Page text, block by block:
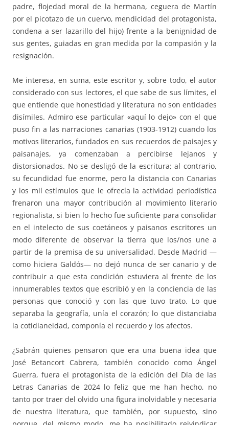
padre, flojedad moral de la hermana, ceguera de Martín
por el picotazo de un cuervo, mendicidad del protagonista,
condena a ser lazarillo del hijo) frente a la benignidad de
sus gentes, guiadas en gran medida por la compasión y la
resignación.
Me interesa, en suma, este escritor y, sobre todo, el autor
considerado con sus lectores, el que sabe de sus límites, el
que entiende que honestidad y literatura no son entidades
disímiles. Admiro ese particular «aquí lo dejo» con el que
puso fin a las narraciones canarias (1903-1912) cuando los
motivos literarios, fundados en sus recuerdos de paisajes y
paisanajes, ya comenzaban a percibirse lejanos y
distorsionados. No se desligó de la escritura; al contrario,
su fecundidad fue enorme, pero la distancia con Canarias
y los mil estímulos que le ofrecía la actividad periodística
frenaron una mayor contribución al movimiento literario
regionalista, si bien lo hecho fue suficiente para consolidar
en el intelecto de sus coetáneos y paisanos escritores un
modo diferente de observar la tierra que los/nos une a
partir de la premisa de su universalidad. Desde Madrid —
como hiciera Galdós— no dejó nunca de ser canario y de
contribuir a que esta condición estuviera al frente de los
innumerables textos que escribió y en la conciencia de las
personas que conoció y con las que tuvo trato. Lo que
separaba la geografía, unía el corazón; lo que distanciaba
la cotidianeidad, componía el recuerdo y los afectos.
¿Sabrán quienes pensaron que era una buena idea que
José Betancort Cabrera, también conocido como Ángel
Guerra, fuera el protagonista de la edición del Día de las
Letras Canarias de 2024 lo feliz que me han hecho, no
tanto por traer del olvido una figura inolvidable y necesaria
de nuestra literatura, que también, por supuesto, sino